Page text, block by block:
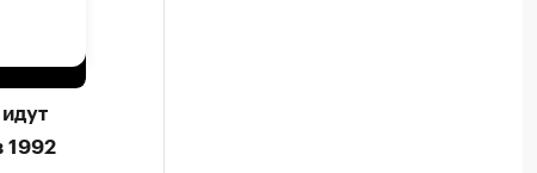
1992